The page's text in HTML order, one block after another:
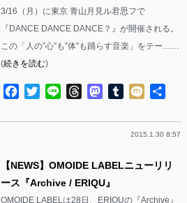
3/16（月）に東京 青山月見ル君思フで
『DANCE DANCE DANCE？』が開催される。
この「人の”心”も”体”も踊らす音楽」をテー……
(続きを読む)
Facebook
TwitterLine ThreadsMastodon
Tumblr
Mixi
2015.1.30 8:57
【NEWS】OMOIDE LABELニューリリ
ース『Archive / ERIQU』
OMOIDE LABELは28日、ERIQUの『Archive』